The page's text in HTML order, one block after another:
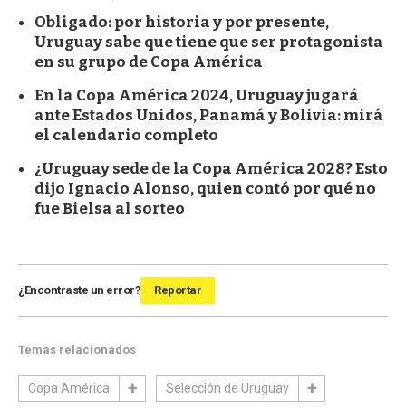
Obligado: por historia y por presente,
Uruguay sabe que tiene que ser protagonista
en su grupo de Copa América
En la Copa América 2024, Uruguay jugará
ante Estados Unidos, Panamá y Bolivia: mirá
el calendario completo
¿Uruguay sede de la Copa América 2028? Esto
dijo Ignacio Alonso, quien contó por qué no
fue Bielsa al sorteo
¿Encontraste un error? Reportar
Temas relacionados
Copa América Selección de Uruguay